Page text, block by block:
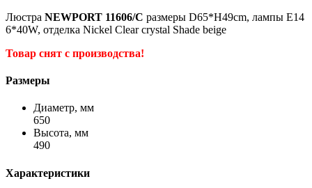
Люстра NEWPORT 11606/C размеры D65*H49cm, лампы E14
6*40W, отделка Nickel Clear crystal Shade beige
Товар снят с производства!
Размеры
Диаметр, мм
650
Высота, мм
490
Характеристики